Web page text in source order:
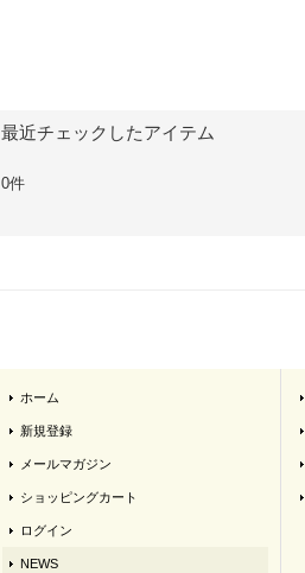
最近チェックしたアイテム
0件
ホーム
新規登録
メールマガジン
ショッピングカート
ログイン
NEWS